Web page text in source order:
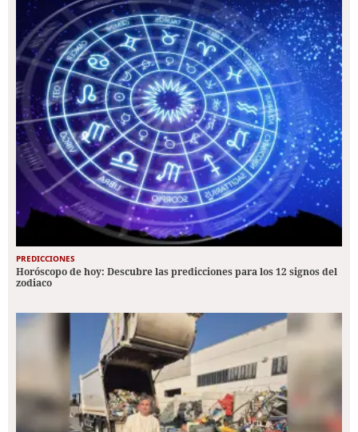
PREDICCIONES
Horóscopo de hoy: Descubre las predicciones para los 12 signos del
zodiaco